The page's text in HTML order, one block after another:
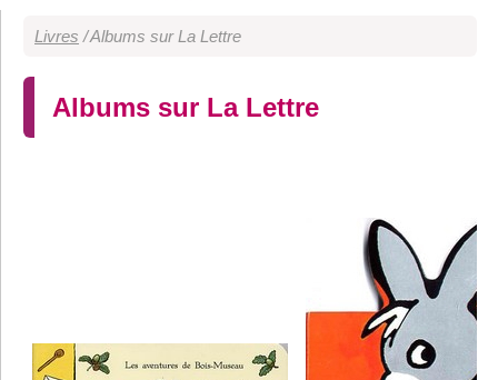
Livres /Albums sur La Lettre
Albums sur La Lettre